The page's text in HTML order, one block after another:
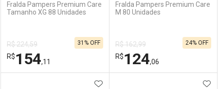
Fralda Pampers Premium Care
Tamanho XG 88 Unidades
R$ 224,59
R$154,11
31% OFF
Fralda Pampers Premium Care
M 80 Unidades
R$ 162,99
R$124,06
24% OFF
ADICIONAR AOS FAVORITOS